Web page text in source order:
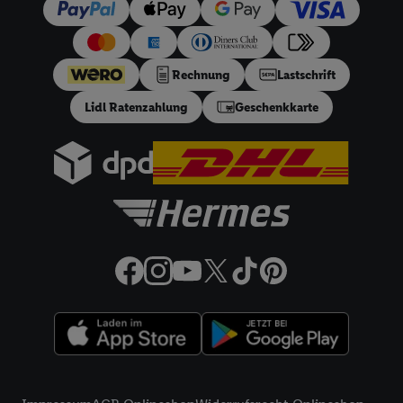
Rechnung Lastschrift
Lidl Ratenzahlung Geschenkkarte
Ihnen personalisierte Werbung auszuspielen. Hierzu wird von
uns und einem der anderen oben genannten Partner auch Ihre
in einen Hashwert umgewandelte E-Mail-Adresse in
gemeinsamer Verantwortlichkeit verarbeitet.
Zudem erlauben Sie uns, der Utiq SA/NV („Utiq“) und
Telekommunikationsnetzbetreiber, die Utiq-Technologie
in den Lidl-Diensten einzusetzen. Utiq prüft zunächst anhand
Ihrer IP-Adresse, ob die Technologie für Sie verfügbar ist.
Wenn das der Fall ist, gibt Utiq Ihre IP-Adresse an Ihren
Netzbetreiber weiter, der anhand der IP-Adresse und einer
Kundenkonto-Referenz, wie z.B. Ihrer Mobilfunknummer, eine
verwenden, um Sie wiederzuerkennen und Erkenntnisse über
Ihr Nutzungsverhalten in den Lidl-Diensten zu erfassen.
Insbesondere können Sie mittels dieser Technologie auch auf
Diensten wiedererkannt werden, die von Dritten betrieben
werden, damit wir Ihnen dort personalisierte Werbung
Nutzung der Utiq-Technologie - zusätzlich zur weiter unten